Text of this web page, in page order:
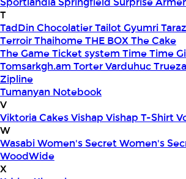
T
TadDin ChocolatierTailot Gyumri
TerroirThaihomeTHE BOXThe Cake
The GameTicket system TimeTime
Tomsarkgh.am Torter Varduhuc
Zipline
Tumanyan Notebook
V
Viktoria CakesVishap Vishap T-Shirt
W
WasabiWomen's SecretWomen's
WoodWide
X